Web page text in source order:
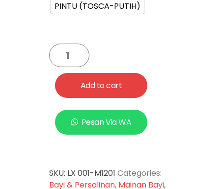
PINTU (TOSCA-PUTIH)
Add to cart
Pesan Via WA
SKU: LX 001-M1201 Categories:
Bayi & Persalinan, Mainan Bayi,